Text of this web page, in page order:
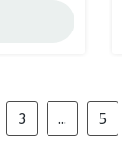
3 ... 5